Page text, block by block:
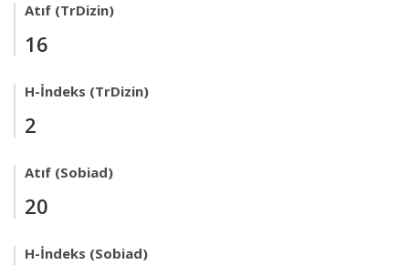
Atıf (TrDizin)
16
H-İndeks (TrDizin)
2
Atıf (Sobiad)
20
H-İndeks (Sobiad)